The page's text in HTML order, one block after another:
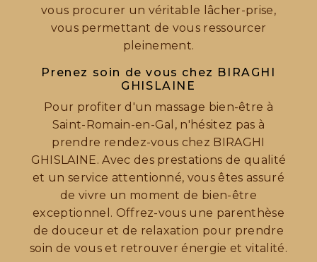
vous procurer un véritable lâcher-prise,
vous permettant de vous ressourcer
pleinement.
Prenez soin de vous chez BIRAGHI
GHISLAINE
Pour profiter d'un massage bien-être à
Saint-Romain-en-Gal, n'hésitez pas à
prendre rendez-vous chez BIRAGHI
GHISLAINE. Avec des prestations de qualité
et un service attentionné, vous êtes assuré
de vivre un moment de bien-être
exceptionnel. Offrez-vous une parenthèse
de douceur et de relaxation pour prendre
soin de vous et retrouver énergie et vitalité.